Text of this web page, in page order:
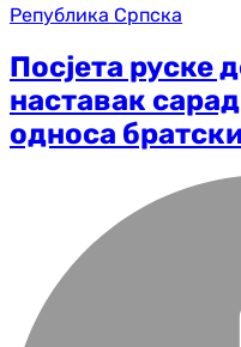
Република Српска
Посјета руске
наставак
односа